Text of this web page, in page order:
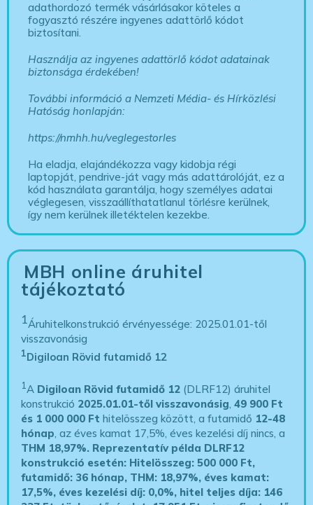
adathordozó termék vásárlásakor köteles a
fogyasztó részére ingyenes adattörlő kódot
biztosítani.
Használja az ingyenes adattörlő kódot adatainak
biztonsága érdekében!
További információ a Nemzeti Média- és Hírközlési
Hatóság honlapján:
https://nmhh.hu/veglegestorles
Ha eladja, elajándékozza vagy kidobja régi
laptopját, pendrive-ját vagy más adattárolóját, ez a
kód használata garantálja, hogy személyes adatai
véglegesen, visszaállíthatatlanul törlésre kerülnek,
így nem kerülnek illetéktelen kezekbe.
MBH online áruhitel
tájékoztató
1Áruhitelkonstrukció érvényessége: 2025.01.01-től
visszavonásig
1Digiloan Rövid futamidő 12
1 A Digiloan Rövid futamidő 12 (DLRF12) áruhitel
konstrukció 2025.01.01-től visszavonásig ,49 900 Ft
és 1 000 000 Ft hitelösszeg között, a futamidő 12-48
hónap , az éves kamat 17,5%, éves kezelési díj nincs, a
THM 18,97%. Reprezentatív példa DLRF12
konstrukció esetén: Hitelösszeg: 500 000 Ft,
futamidő: 36 hónap, THM: 18,97%, éves kamat:
17,5%, éves kezelési díj: 0,0%, hitel teljes díja: 146